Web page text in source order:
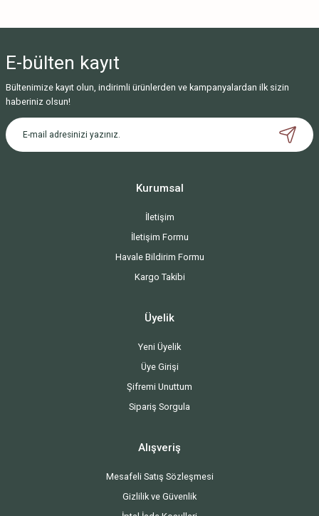
E-bülten kayıt
Bültenimize kayıt olun, indirimli ürünlerden ve kampanyalardan ilk sizin
haberiniz olsun!
Kurumsal
İletişim
İletişim Formu
Havale Bildirim Formu
Kargo Takibi
Üyelik
Yeni Üyelik
Üye Girişi
Şifremi Unuttum
Sipariş Sorgula
Alışveriş
Mesafeli Satış Sözleşmesi
Gizlilik ve Güvenlik